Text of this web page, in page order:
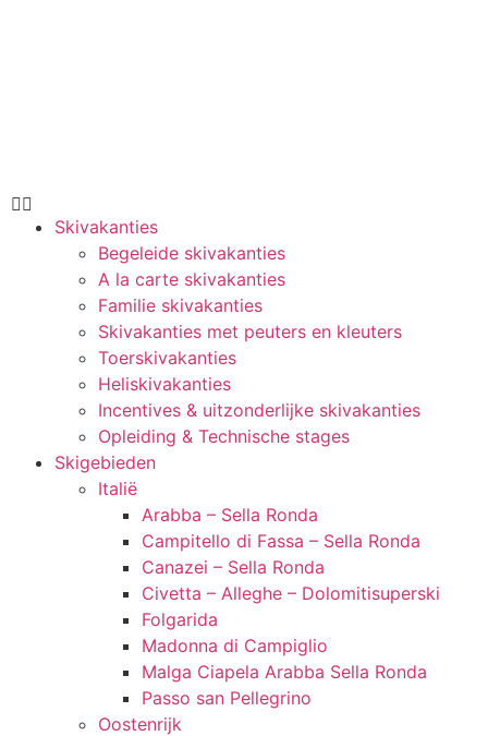
Skivakanties
Begeleide skivakanties
A la carte skivakanties
Familie skivakanties
Skivakanties met peuters en kleuters
Toerskivakanties
Heliskivakanties
Incentives & uitzonderlijke skivakanties
Opleiding & Technische stages
Skigebieden
Italië
Arabba – Sella Ronda
Campitello di Fassa – Sella Ronda
Canazei – Sella Ronda
Civetta – Alleghe – Dolomitisuperski
Folgarida
Madonna di Campiglio
Malga Ciapela Arabba Sella Ronda
Passo san Pellegrino
Oostenrijk